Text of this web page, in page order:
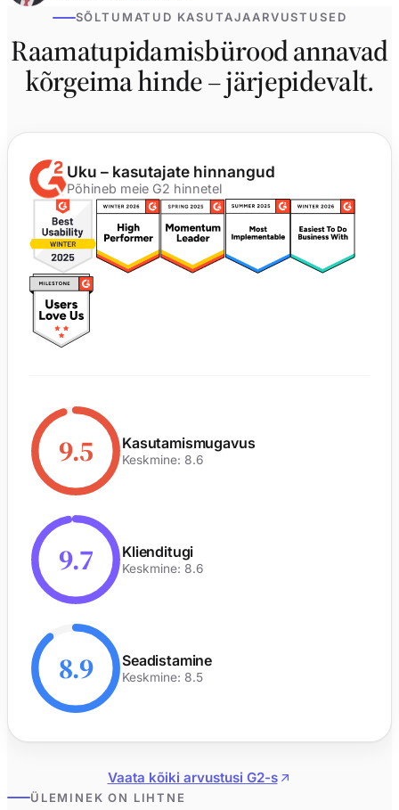
SÕLTUMATUD KASUTAJAARVUSTUSED
Raamatupidamisbürood annavad
kõrgeima hinde – järjepidevalt.
Uku – kasutajate hinnangud
Põhineb meie G2 hinnetel
9.5 Kasutamismugavus
Keskmine: 8.6
9.7 Klienditugi
Keskmine: 8.6
8.9 Seadistamine
Keskmine: 8.5
Vaata kõiki arvustusi G2-s
ÜLEMINEK ON LIHTNE